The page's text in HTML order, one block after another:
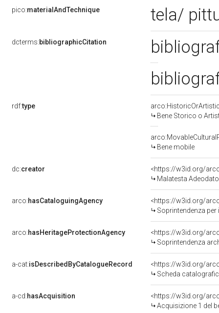
pico:materialAndTechnique tela/
dcterms:bibliographicCitation
rdf:type
Bene Storico o
Bene mobile
dc:creator
<https://w3id.org/
Malatesta
arco:hasCataloguingAgency
<https://w3id.org/
Soprintendenza per
arco:hasHeritageProtectionAgency
<https://w3id.org/
Soprintendenza
a-cat:isDescribedByCatalogueRecord
<https://w3id.org/
Scheda
a-cd:hasAcquisition
<https://w3id.org/
Acquisizione 1 del